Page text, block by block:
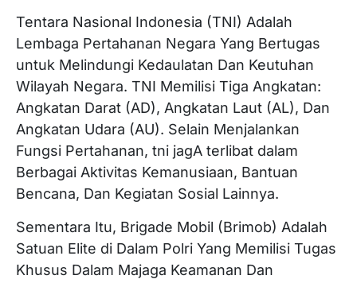
Tentara Nasional Indonesia (TNI) Adalah
Lembaga Pertahanan Negara Yang Bertugas
untuk Melindungi Kedaulatan Dan Keutuhan
Wilayah Negara. TNI Memilisi Tiga Angkatan:
Angkatan Darat (AD), Angkatan Laut (AL), Dan
Angkatan Udara (AU). Selain Menjalankan
Fungsi Pertahanan, tni jagA terlibat dalam
Berbagai Aktivitas Kemanusiaan, Bantuan
Bencana, Dan Kegiatan Sosial Lainnya.
Sementara Itu, Brigade Mobil (Brimob) Adalah
Satuan Elite di Dalam Polri Yang Memilisi Tugas
Khusus Dalam Majaga Keamanan Dan